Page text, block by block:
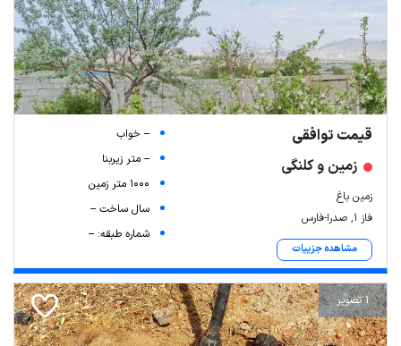
قیمت توافقی
زمین و کلنگی
زمین باغ
فاز ۱, صدرا-فارس
مشاهده جزییات
-- خواب
-- متر زیربنا
1000 متر زمین
سال ساخت --
شماره طبقه: --
1 تصویر